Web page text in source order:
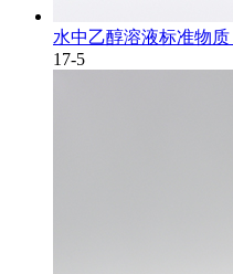
水中乙醇溶液标准物质
17-5